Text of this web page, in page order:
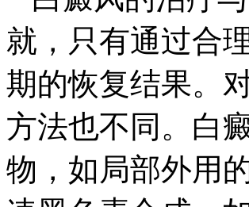
就，只有通过合
期的恢复结果。
方法也不同。白
物，如局部外用